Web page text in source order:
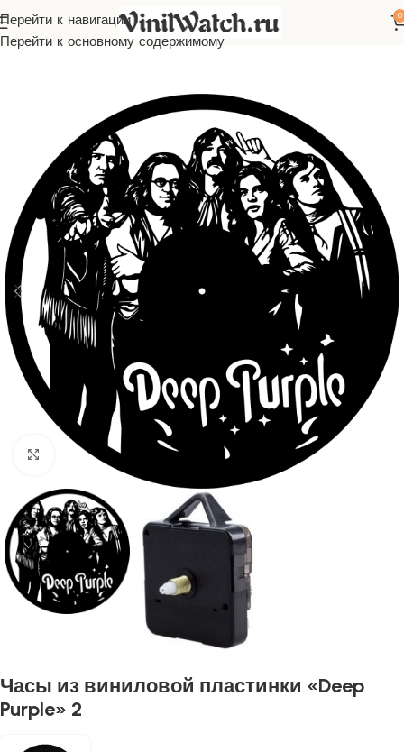
Перейти к навигации
Перейти к основному содержимому
0
из виниловой пластинки Зарубежная музыка
Нажмите, чтобы увеличить
Часы из виниловой пластинки «Deep
Purple» 2